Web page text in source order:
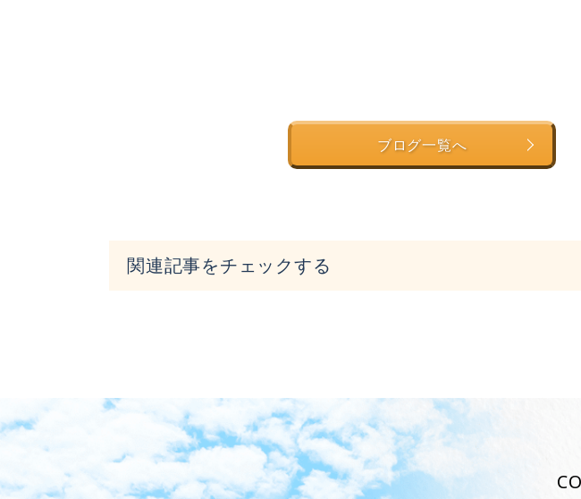
ブログ一覧へ
関連記事をチェックする